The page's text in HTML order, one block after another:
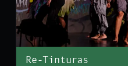
Re-Tinturas